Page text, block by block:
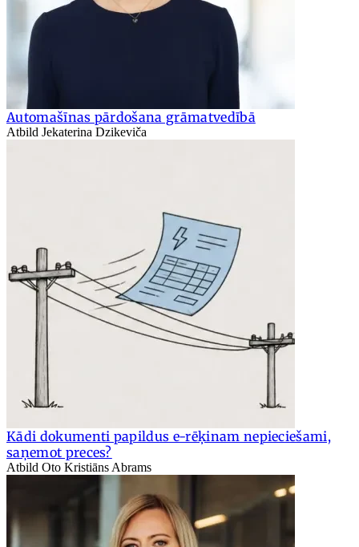
Automašīnas pārdošana grāmatvedībā
Atbild Jekaterina Dzikeviča
Kādi dokumenti papildus e-rēķinam nepieciešami,
saņemot preces?
Atbild Oto Kristiāns Abrams